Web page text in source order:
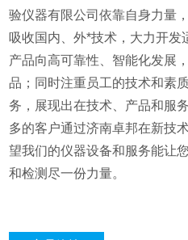
验仪器有限公司依靠自身力量
吸收国内、外*技术，大力开
产品向高可靠性、智能化发展
品；同时注重员工的技术和素
务，展现出在技术、产品和服
多的客户通过济南卓邦在新技
望我们的仪器设备和服务能让
和检测尽一份力量。